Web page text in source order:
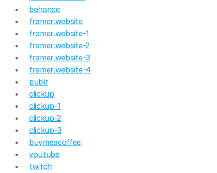
behance
framer.website
framer.website-1
framer.website-2
framer.website-3
framer.website-4
publr
clickup
clickup-1
clickup-2
clickup-3
buymeacoffee
youtube
twitch